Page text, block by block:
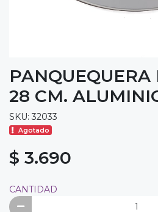
28 CM.
SKU: 32033
Agotado
$ 3.690
CANTIDAD